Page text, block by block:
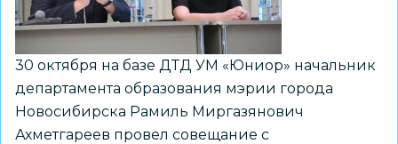
30 октября на базе ДТД УМ «Юниор» начальник
департамента образования мэрии города
Новосибирска Рамиль Миргазянович
Ахметгареев провел совещание с